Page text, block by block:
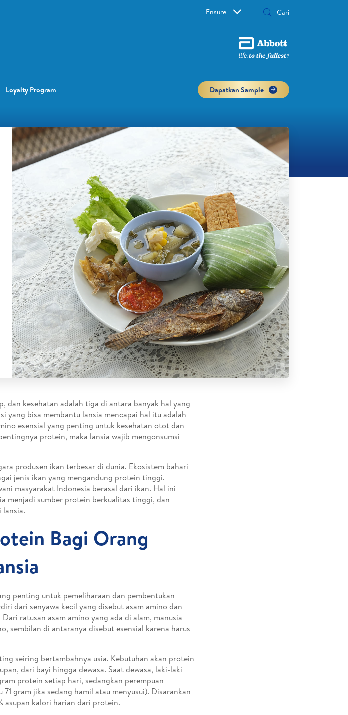
Ensure
Loyalty Program​ Dapatkan Sample
dan kesehatan adalah tiga di antara banyak hal yang
yang bisa membantu lansia mencapai hal itu adalah
esensial yang penting untuk kesehatan otot dan
protein, maka lansia wajib mengonsumsi
produsen ikan terbesar di dunia. Ekosistem bahari
jenis ikan yang mengandung protein tinggi.
masyarakat Indonesia berasal dari ikan. Hal ini
menjadi sumber protein berkualitas tinggi, dan
Bagi Orang
penting untuk pemeliharaan dan pembentukan
dari senyawa kecil yang disebut asam amino dan
ratusan asam amino yang ada di alam, manusia
sembilan di antaranya disebut esensial karena harus
seiring bertambahnya usia. Kebutuhan akan protein
dari bayi hingga dewasa. Saat dewasa, laki-laki
protein setiap hari, sedangkan perempuan
gram jika sedang hamil atau menyusui). Disarankan
asupan kalori harian dari protein.